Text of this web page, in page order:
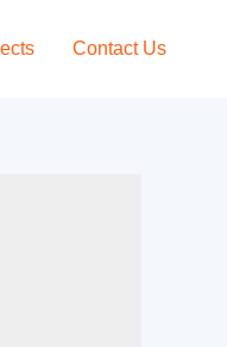
Contact Us